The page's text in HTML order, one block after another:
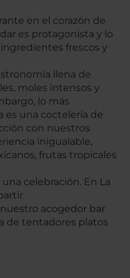
en el corazón de
es protagonista y lo
frescos y
llena de
moles intensos y
lo más
es una coctelería de
con nuestros
inigualable,
frutas tropicales
celebración. En La
acogedor bar
de tentadores platos